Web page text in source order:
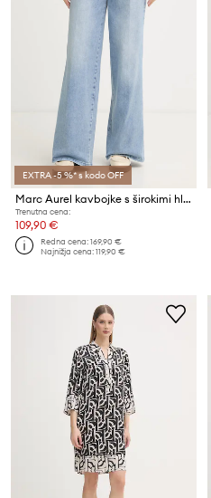
EXTRA -5 %* s kodo OFF
Marc Aurel kavbojke s širokimi hlačnicami ženske
Trenutna cena:
109,90 €
Redna cena:169,90 €
Najnižja cena:119,90 €